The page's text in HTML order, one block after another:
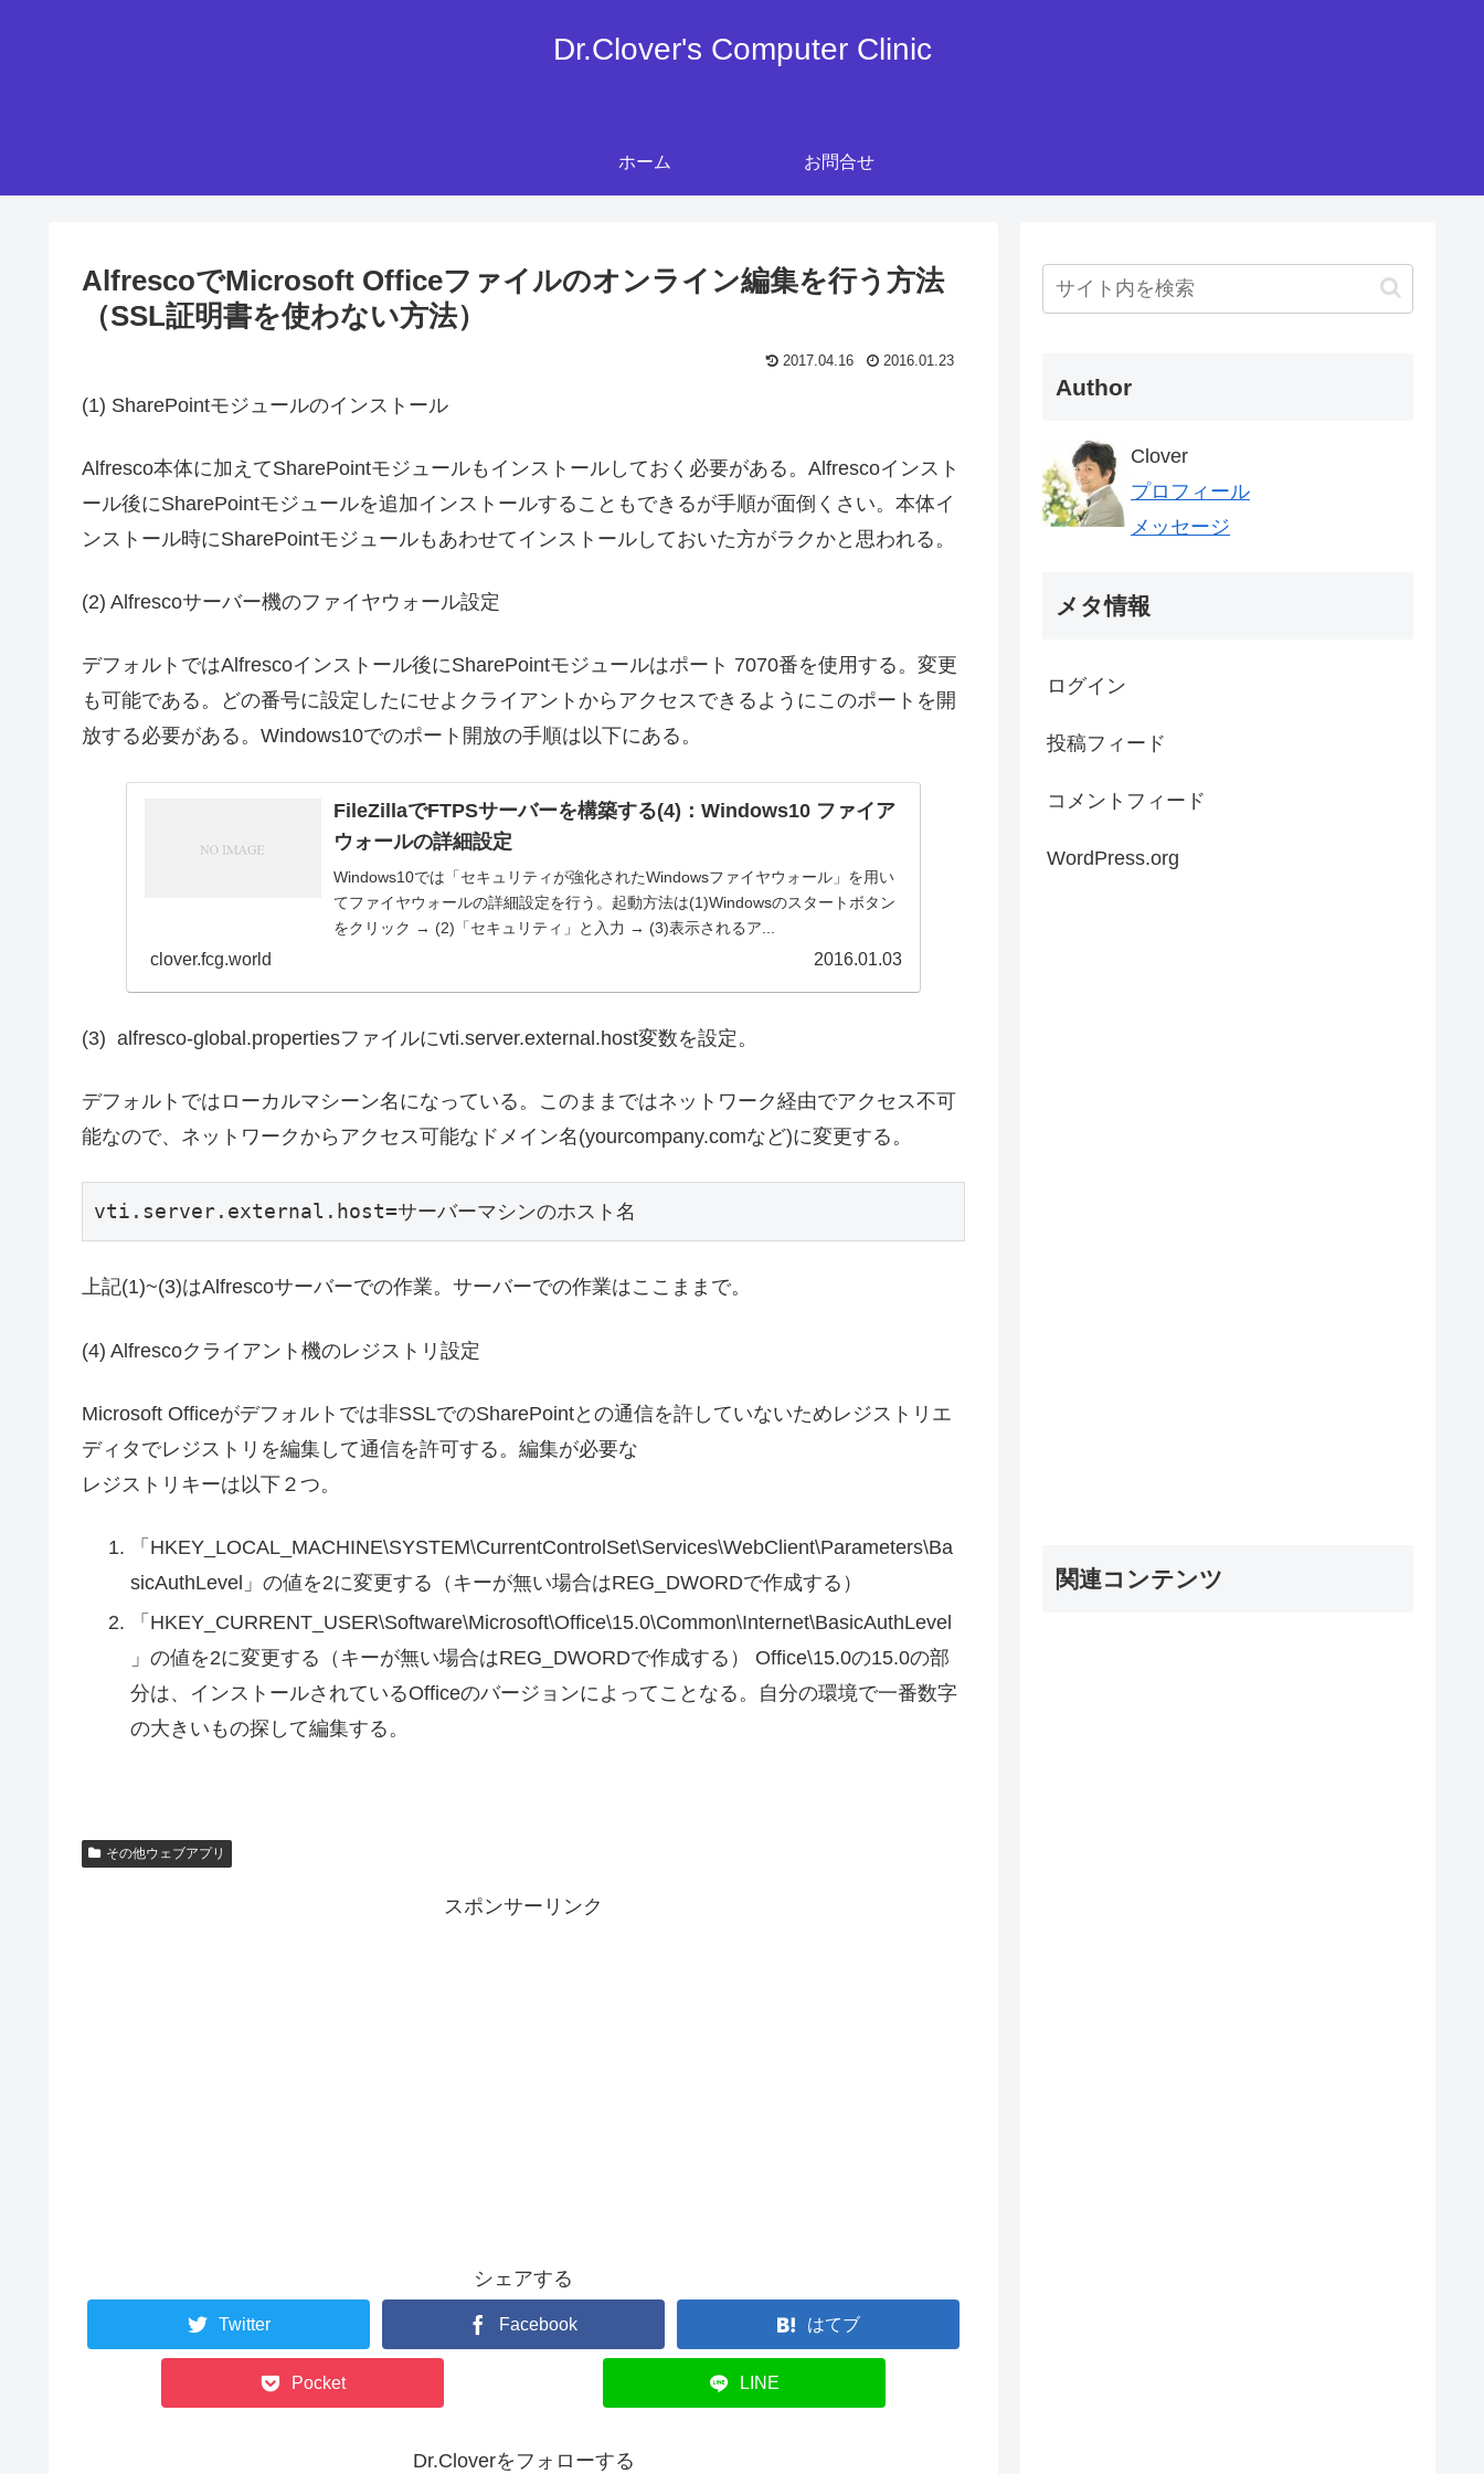
Dr.Clover's Computer Clinic
ホーム お問合せ
AlfrescoでMicrosoft Officeファイルのオンライン編集を行う方法
（SSL証明書を使わない方法）
2017.04.16 2016.01.23
(1) SharePointモジュールのインストール
Alfresco本体に加えてSharePointモジュールもインストールしておく必要がある。Alfrescoインスト
ール後にSharePointモジュールを追加インストールすることもできるが手順が面倒くさい。本体イ
ンストール時にSharePointモジュールもあわせてインストールしておいた方がラクかと思われる。
(2) Alfrescoサーバー機のファイヤウォール設定
デフォルトではAlfrescoインストール後にSharePointモジュールはポート 7070番を使用する。変更
も可能である。どの番号に設定したにせよクライアントからアクセスできるようにこのポートを開
放する必要がある。Windows10でのポート開放の手順は以下にある。
FileZillaでFTPSサーバーを構築する(4)：Windows10 ファイア
ウォールの詳細設定
Windows10では「セキュリティが強化されたWindowsファイヤウォール」を用い
てファイヤウォールの詳細設定を行う。起動方法は(1)Windowsのスタートボタン
をクリック → (2)「セキュリティ」と入力 → (3)表示されるア...
clover.fcg.world 2016.01.03
(3) alfresco-global.propertiesファイルにvti.server.external.host変数を設定。
デフォルトではローカルマシーン名になっている。このままではネットワーク経由でアクセス不可
能なので、ネットワークからアクセス可能なドメイン名(yourcompany.comなど)に変更する。
vti.server.external.host=サーバーマシンのホスト名
上記(1)~(3)はAlfrescoサーバーでの作業。サーバーでの作業はここままで。
(4) Alfrescoクライアント機のレジストリ設定
Microsoft Officeがデフォルトでは非SSLでのSharePointとの通信を許していないためレジストリエ
ディタでレジストリを編集して通信を許可する。編集が必要な
レジストリキーは以下２つ。
「HKEY_LOCAL_MACHINE\SYSTEM\CurrentControlSet\Services\WebClient\Parameters\Ba
sicAuthLevel」の値を2に変更する（キーが無い場合はREG_DWORDで作成する）
「HKEY_CURRENT_USER\Software\Microsoft\Office\15.0\Common\Internet\BasicAuthLevel
」の値を2に変更する（キーが無い場合はREG_DWORDで作成する） Office\15.0の15.0の部
分は、インストールされているOfficeのバージョンによってことなる。自分の環境で一番数字
の大きいもの探して編集する。
その他ウェブアプリ
スポンサーリンク
シェアする
Twitter Facebook はてブ
Pocket LINE
Dr.Cloverをフォローする
Author
Clover
プロフィール
メッセージ
メタ情報
ログイン
投稿フィード
コメントフィード
WordPress.org
関連コンテンツ